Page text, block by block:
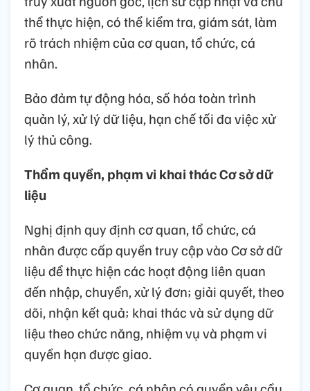
thể thực hiện, có thể kiểm tra, giám sát, làm
rõ trách nhiệm của cơ quan, tổ chức, cá
nhân.
Bảo đảm tự động hóa, số hóa toàn trình
quản lý, xử lý dữ liệu, hạn chế tối đa việc xử
lý thủ công.
Thẩm quyền, phạm vi khai thác Cơ sở dữ
liệu
Nghị định quy định cơ quan, tổ chức, cá
nhân được cấp quyền truy cập vào Cơ sở dữ
liệu để thực hiện các hoạt động liên quan
đến nhập, chuyển, xử lý đơn; giải quyết, theo
dõi, nhận kết quả; khai thác và sử dụng dữ
liệu theo chức năng, nhiệm vụ và phạm vi
quyền hạn được giao.